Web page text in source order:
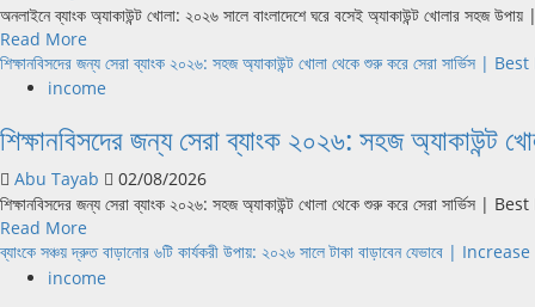
সুবিধা
Best
Travel
Cards
Bangladesh
২০২৬:
ব্যাংকে
বেশি
পাবেন?
High
Interest
Account
in
অনলাইনে ব্যাংক অ্যাকাউন্ট খোলা: ২০২৬ সালে বাংলাদেশে ঘরে বসেই অ্যাকাউন্ট খোলার
Read More
more
about
ব্যাংক
অ্যাকাউন্ট
খোলা:
২০২৬
বাংলাদেশে
ঘরে
শিক্ষানবিসদের জন্য সেরা ব্যাংক ২০২৬: সহজ অ্যাকাউন্ট খোলা থেকে শুরু করে সেরা সার্ভিস
income
শিক্ষানবিসদের জন্য সেরা ব্যাংক ২০২৬: সহজ
Abu Tayab
02/08/2026
শিক্ষানবিসদের জন্য সেরা ব্যাংক ২০২৬: সহজ অ্যাকাউন্ট খোলা থেকে শুরু করে সেরা সার্ভিস |
Read More
more
about
ব্যাংকে সঞ্চয় দ্রুত বাড়ানোর ৬টি কার্যকরী উপায়: ২০২৬ সালে টাকা বাড়াবেন যেভাবে |
income